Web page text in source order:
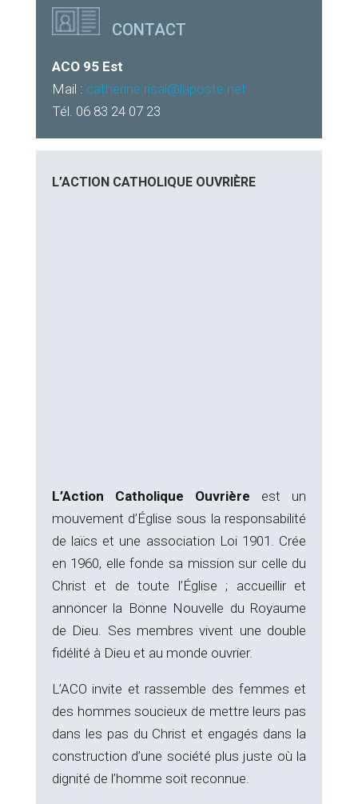
CONTACT
ACO 95 Est
Mail : catherine.risal@laposte.net
Tél. 06 83 24 07 23
L’ACTION CATHOLIQUE OUVRIÈRE
L’Action Catholique Ouvrière est un
mouvement d’Église sous la responsabilité
de laïcs et une association Loi 1901. Crée
en 1960, elle fonde sa mission sur celle du
Christ et de toute l’Église ; accueillir et
annoncer la Bonne Nouvelle du Royaume
de Dieu. Ses membres vivent une double
fidélité à Dieu et au monde ouvrier.
L’ACO invite et rassemble des femmes et
des hommes soucieux de mettre leurs pas
dans les pas du Christ et engagés dans la
construction d’une société plus juste où la
dignité de l’homme soit reconnue.